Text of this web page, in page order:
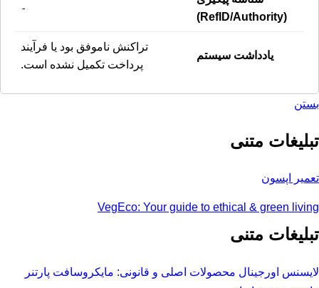
(RefID/Authority)
-
یادداشت سیستم
تراکنش ناموفق بود یا فرآیند
پرداخت تکمیل نشده است.
بستن
تبلیغات متنی
تعمیر اپسون
VegEco: Your guide to ethical & green living
تبلیغات متنی
لایسنس اورجینال محصولات اصلی و قانونی: مایکروسافت پارتنر